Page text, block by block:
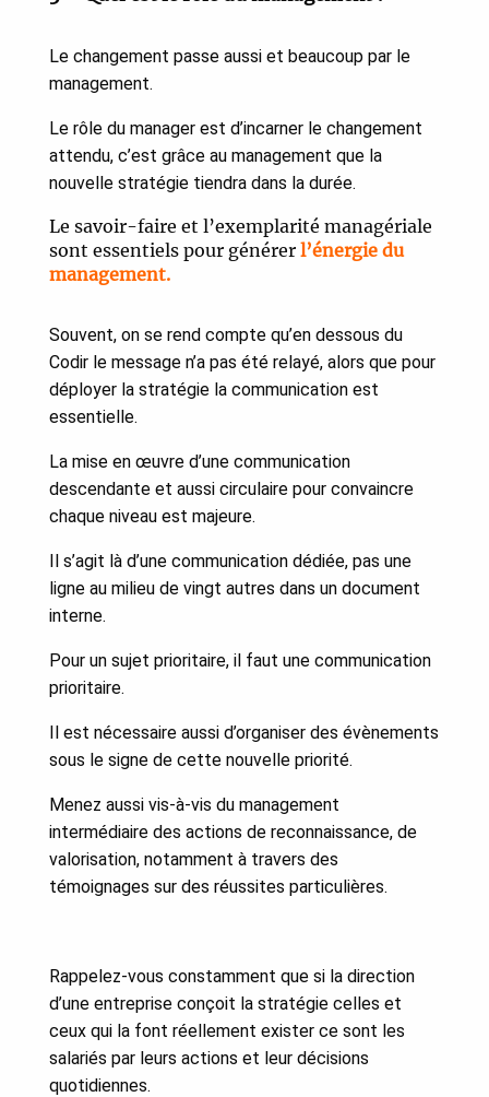
Le changement passe aussi et beaucoup par le
management.
Le rôle du manager est d’incarner le changement
attendu, c’est grâce au management que la
nouvelle stratégie tiendra dans la durée.
Le savoir-faire et l’exemplarité managériale
sont essentiels pour générer l’énergie du
management.
Souvent, on se rend compte qu’en dessous du
Codir le message n’a pas été relayé, alors que pour
déployer la stratégie la communication est
essentielle.
La mise en œuvre d’une communication
descendante et aussi circulaire pour convaincre
chaque niveau est majeure.
Il s’agit là d’une communication dédiée, pas une
ligne au milieu de vingt autres dans un document
interne.
Pour un sujet prioritaire, il faut une communication
prioritaire.
Il est nécessaire aussi d’organiser des évènements
sous le signe de cette nouvelle priorité.
Menez aussi vis-à-vis du management
intermédiaire des actions de reconnaissance, de
valorisation, notamment à travers des
témoignages sur des réussites particulières.
Rappelez-vous constamment que si la direction
d’une entreprise conçoit la stratégie celles et
ceux qui la font réellement exister ce sont les
salariés par leurs actions et leur décisions
quotidiennes.